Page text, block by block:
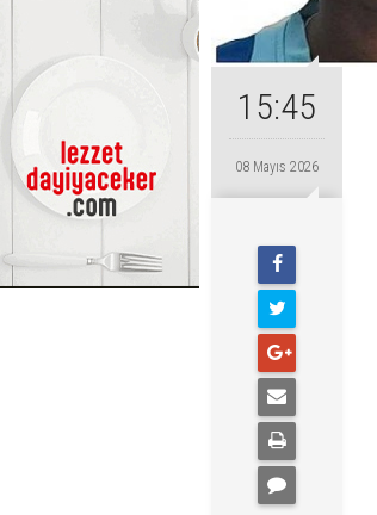
15:45
08 Mayıs 2026